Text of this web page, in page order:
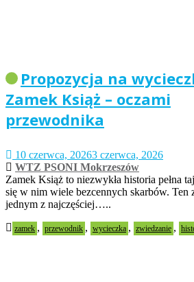
Propozycja na
Zamek Książ – oczami
przewodnika
10 czerwca, 20263 czerwca, 2026
WTZ PSONI Mokrzeszów
Zamek Książ to niezwykła historia pełna
się w nim wiele bezcennych skarbów. Ten
jednym z najczęściej…..
zamek , przewodnik , wycieczka , zwiedzanie ,